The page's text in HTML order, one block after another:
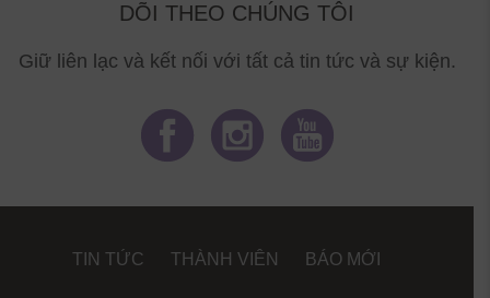
DÕI THEO CHÚNG TÔI
Giữ liên lạc và kết nối với tất cả tin tức và sự kiện.
TIN TỨC THÀNH VIÊN BÁO MỚI